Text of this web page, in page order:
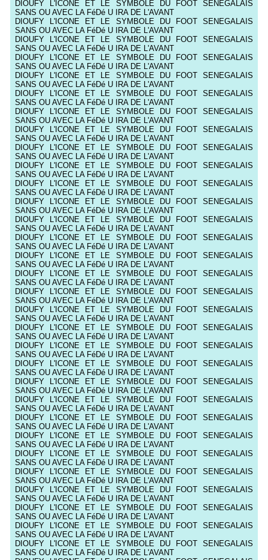
DIOUFY L'ICONE ET LE SYMBOLE DU FOOT SENEGALAIS
SANS OU AVEC LA FéDé U IRA DE L'AVANT
DIOUFY L'ICONE ET LE SYMBOLE DU FOOT SENEGALAIS
SANS OU AVEC LA FéDé U IRA DE L'AVANT
DIOUFY L'ICONE ET LE SYMBOLE DU FOOT SENEGALAIS
SANS OU AVEC LA FéDé U IRA DE L'AVANT
DIOUFY L'ICONE ET LE SYMBOLE DU FOOT SENEGALAIS
SANS OU AVEC LA FéDé U IRA DE L'AVANT
DIOUFY L'ICONE ET LE SYMBOLE DU FOOT SENEGALAIS
SANS OU AVEC LA FéDé U IRA DE L'AVANT
DIOUFY L'ICONE ET LE SYMBOLE DU FOOT SENEGALAIS
SANS OU AVEC LA FéDé U IRA DE L'AVANT
DIOUFY L'ICONE ET LE SYMBOLE DU FOOT SENEGALAIS
SANS OU AVEC LA FéDé U IRA DE L'AVANT
DIOUFY L'ICONE ET LE SYMBOLE DU FOOT SENEGALAIS
SANS OU AVEC LA FéDé U IRA DE L'AVANT
DIOUFY L'ICONE ET LE SYMBOLE DU FOOT SENEGALAIS
SANS OU AVEC LA FéDé U IRA DE L'AVANT
DIOUFY L'ICONE ET LE SYMBOLE DU FOOT SENEGALAIS
SANS OU AVEC LA FéDé U IRA DE L'AVANT
DIOUFY L'ICONE ET LE SYMBOLE DU FOOT SENEGALAIS
SANS OU AVEC LA FéDé U IRA DE L'AVANT
DIOUFY L'ICONE ET LE SYMBOLE DU FOOT SENEGALAIS
SANS OU AVEC LA FéDé U IRA DE L'AVANT
DIOUFY L'ICONE ET LE SYMBOLE DU FOOT SENEGALAIS
SANS OU AVEC LA FéDé U IRA DE L'AVANT
DIOUFY L'ICONE ET LE SYMBOLE DU FOOT SENEGALAIS
SANS OU AVEC LA FéDé U IRA DE L'AVANT
DIOUFY L'ICONE ET LE SYMBOLE DU FOOT SENEGALAIS
SANS OU AVEC LA FéDé U IRA DE L'AVANT
DIOUFY L'ICONE ET LE SYMBOLE DU FOOT SENEGALAIS
SANS OU AVEC LA FéDé U IRA DE L'AVANT
DIOUFY L'ICONE ET LE SYMBOLE DU FOOT SENEGALAIS
SANS OU AVEC LA FéDé U IRA DE L'AVANT
DIOUFY L'ICONE ET LE SYMBOLE DU FOOT SENEGALAIS
SANS OU AVEC LA FéDé U IRA DE L'AVANT
DIOUFY L'ICONE ET LE SYMBOLE DU FOOT SENEGALAIS
SANS OU AVEC LA FéDé U IRA DE L'AVANT
DIOUFY L'ICONE ET LE SYMBOLE DU FOOT SENEGALAIS
SANS OU AVEC LA FéDé U IRA DE L'AVANT
DIOUFY L'ICONE ET LE SYMBOLE DU FOOT SENEGALAIS
SANS OU AVEC LA FéDé U IRA DE L'AVANT
DIOUFY L'ICONE ET LE SYMBOLE DU FOOT SENEGALAIS
SANS OU AVEC LA FéDé U IRA DE L'AVANT
DIOUFY L'ICONE ET LE SYMBOLE DU FOOT SENEGALAIS
SANS OU AVEC LA FéDé U IRA DE L'AVANT
DIOUFY L'ICONE ET LE SYMBOLE DU FOOT SENEGALAIS
SANS OU AVEC LA FéDé U IRA DE L'AVANT
DIOUFY L'ICONE ET LE SYMBOLE DU FOOT SENEGALAIS
SANS OU AVEC LA FéDé U IRA DE L'AVANT
DIOUFY L'ICONE ET LE SYMBOLE DU FOOT SENEGALAIS
SANS OU AVEC LA FéDé U IRA DE L'AVANT
DIOUFY L'ICONE ET LE SYMBOLE DU FOOT SENEGALAIS
SANS OU AVEC LA FéDé U IRA DE L'AVANT
DIOUFY L'ICONE ET LE SYMBOLE DU FOOT SENEGALAIS
SANS OU AVEC LA FéDé U IRA DE L'AVANT
DIOUFY L'ICONE ET LE SYMBOLE DU FOOT SENEGALAIS
SANS OU AVEC LA FéDé U IRA DE L'AVANT
DIOUFY L'ICONE ET LE SYMBOLE DU FOOT SENEGALAIS
SANS OU AVEC LA FéDé U IRA DE L'AVANT
DIOUFY L'ICONE ET LE SYMBOLE DU FOOT SENEGALAIS
SANS OU AVEC LA FéDé U IRA DE L'AVANT